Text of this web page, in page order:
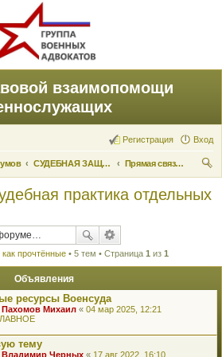
взаимопомощи
Вход
Регистрация
СУДЕБНАЯ ЗАЩИТА ПРАВ
Прямая связь и судебная практика отдельных судов
ск
практика отдельных
прочтённые• 5 тем • Страница 1 из 1
Объявления
ресурсы Военсуда
Пахомов Михаил « 04 мар 2025, 12:21
тему
Владимир Черных « 17 авг 2022, 16:10